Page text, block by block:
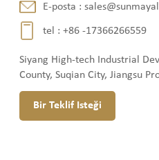
E-posta :
tel :+86 -17366266559
Siyang High-tech Industrial
County, Suqian City, Jiangsu
Bir Teklif Isteği